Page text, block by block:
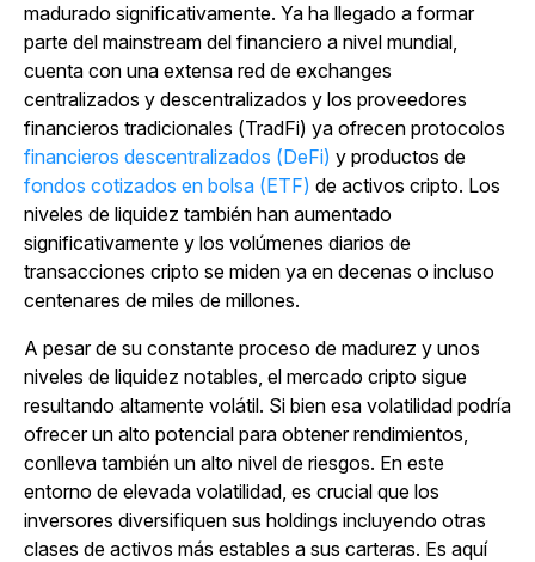
madurado significativamente. Ya ha llegado a formar
parte del mainstream del financiero a nivel mundial,
cuenta con una extensa red de exchanges
centralizados y descentralizados y los proveedores
financieros tradicionales (TradFi) ya ofrecen protocolos
financieros descentralizados (DeFi) y productos de
fondos cotizados en bolsa (ETF) de activos cripto. Los
niveles de liquidez también han aumentado
significativamente y los volúmenes diarios de
transacciones cripto se miden ya en decenas o incluso
centenares de miles de millones.
A pesar de su constante proceso de madurez y unos
niveles de liquidez notables, el mercado cripto sigue
resultando altamente volátil. Si bien esa volatilidad podría
ofrecer un alto potencial para obtener rendimientos,
conlleva también un alto nivel de riesgos. En este
entorno de elevada volatilidad, es crucial que los
inversores diversifiquen sus holdings incluyendo otras
clases de activos más estables a sus carteras. Es aquí